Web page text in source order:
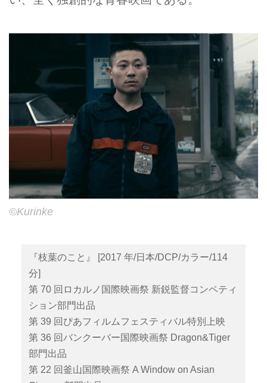
©Kurinke
『枝葉のこと』 [2017 年/日本/DCP/カラー/114
分]
第 70 回ロカルノ国際映画祭 新鋭監督コンペティ
ション部門出品
第 39 回ぴあフィルムフェスティバル特別上映
第 36 回バンクーバー国際映画祭 Dragon&Tiger
部門出品
第 22 回釜山国際映画祭 A Window on Asian